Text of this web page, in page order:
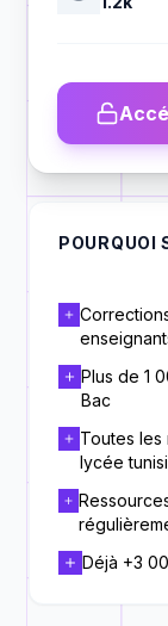
POURQUOI
Plus de 1
Bac
Toutes les
lycée
Déjà +3